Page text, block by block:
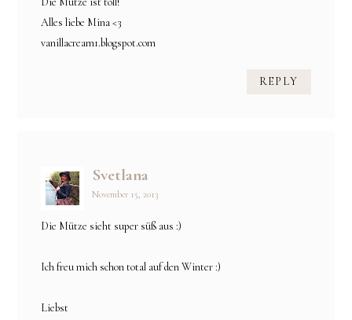
Alles liebe Mina <3
vanillacream1.blogspot.com
REPLY
Svetlana
November 15, 2013
Die Mütze sieht super süß aus :)
Ich freu mich schon total auf den Winter :)
Liebst